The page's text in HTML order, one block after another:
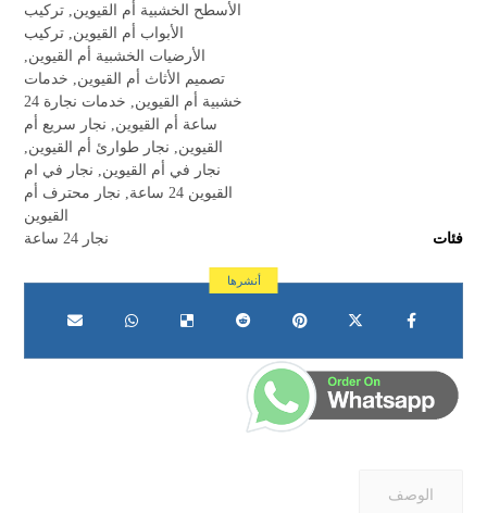
الأسطح الخشبية أم القيوين, تركيب
الأبواب أم القيوين, تركيب
الأرضيات الخشبية أم القيوين,
تصميم الأثاث أم القيوين, خدمات
خشبية أم القيوين,
خدمات نجارة 24
ساعة أم القيوين, نجار سريع أم
القيوين, نجار طوارئ أم القيوين,
نجار في أم القيوين, نجار في ام
القيوين 24 ساعة
, نجار محترف أم
القيوين
فئات
نجار 24 ساعة
الوصف